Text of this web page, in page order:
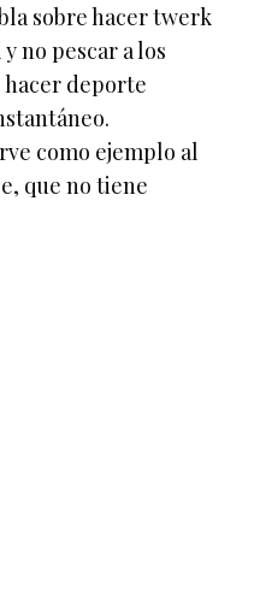
sobre hacer twerk
no pescar a los
deporte
como ejemplo al
que no tiene